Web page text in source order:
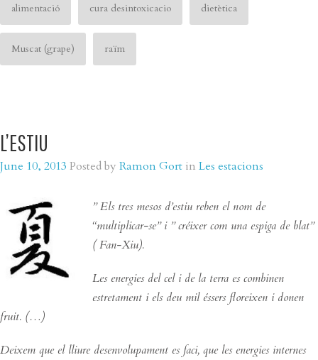
alimentació cura desintoxicacio dietètica
Muscat (grape) raïm
L’ESTIU
June 10, 2013 Posted by Ramon Gort in Les estacions
” Els tres mesos d’estiu reben el nom de
“multiplicar-se” i ” créixer com una espiga de blat”
( Fan-Xiu).
Les energies del cel i de la terra es combinen
estretament i els deu mil éssers floreixen i donen
fruit. (…)
Deixem que el lliure desenvolupament es faci, que les energies internes